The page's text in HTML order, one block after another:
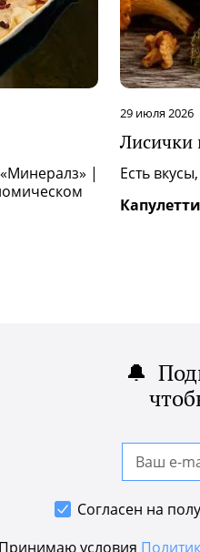
|
29 июля 2026
Лисички
Есть
🔔
Согласен на
Принимаю условия